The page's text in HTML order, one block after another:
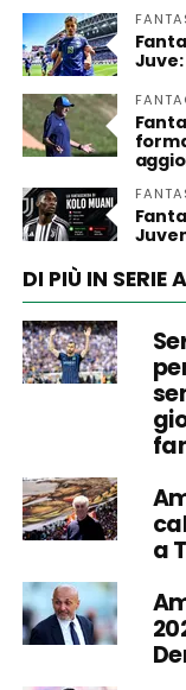
Juve:
DI PIÙ IN SERIE A
a